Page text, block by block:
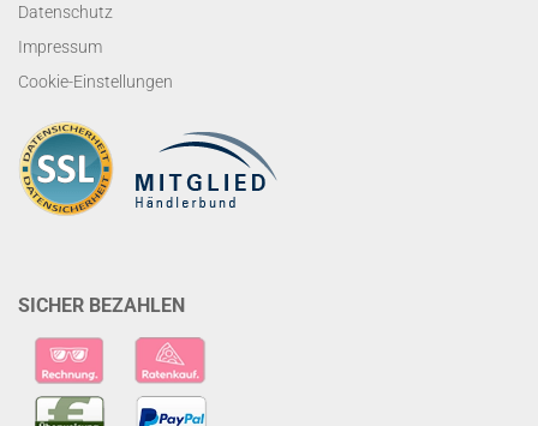
Datenschutz
Impressum
Cookie-Einstellungen
SICHER BEZAHLEN